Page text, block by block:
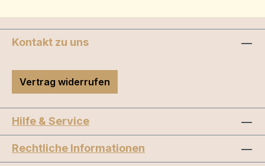
Kontakt zu uns
Vertrag widerrufen
Hilfe & Service
Rechtliche Informationen